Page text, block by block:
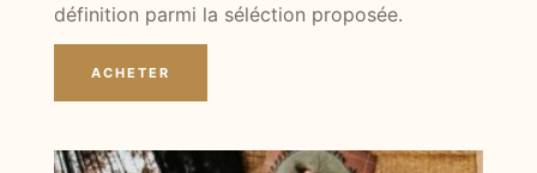
définition parmi la séléction proposée.
ACHETER